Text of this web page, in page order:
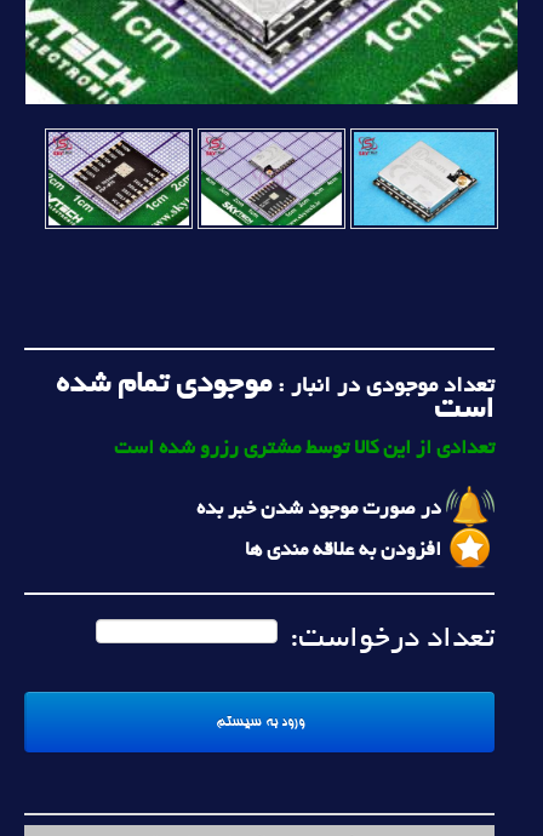
تعداد موجودی در انبار :موجودی تمام شده
است
تعدادی از این کالا توسط مشتری رزرو شده است
در صورت موجود شدن خبر بده
افزودن به علاقه مندی ها
تعداد درخواست: